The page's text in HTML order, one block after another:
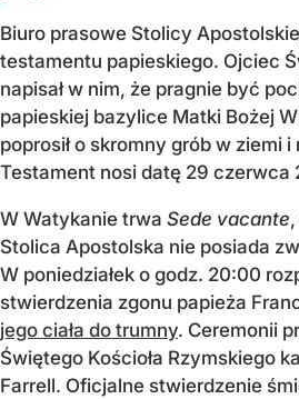
Biuro prasowe Stolicy
testamentu papieskiego. Ojciec
napisał w nim, że pragnie być
papieskiej bazylice Matki Bożej
poprosił o skromny grób w ziemi
Testament nosi datę 29 czerwca
W Watykanie trwa Sede vacante
Stolica Apostolska nie posiada
W poniedziałek o godz. 20:00
stwierdzenia zgonu papieża
jego ciała do trumny. Ceremonii
Świętego Kościoła Rzymskiego
Farrell. Oficjalne stwierdzenie